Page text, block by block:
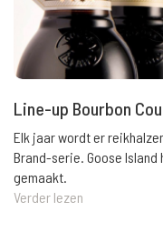
Line-up Bourbon
Elk jaar wordt er
Brand-serie. Goose
gemaakt.
Verder lezen